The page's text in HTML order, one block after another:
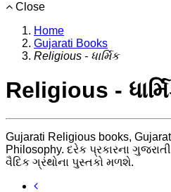
Close
Home
Gujarati Books
Religious - ધાર્મિક
Religious -
Gujarati Religious books,
Philosophy. દરેક પ્રકારના
વૈદિક ગ્રંથોના પુસ્તકો મળશે.